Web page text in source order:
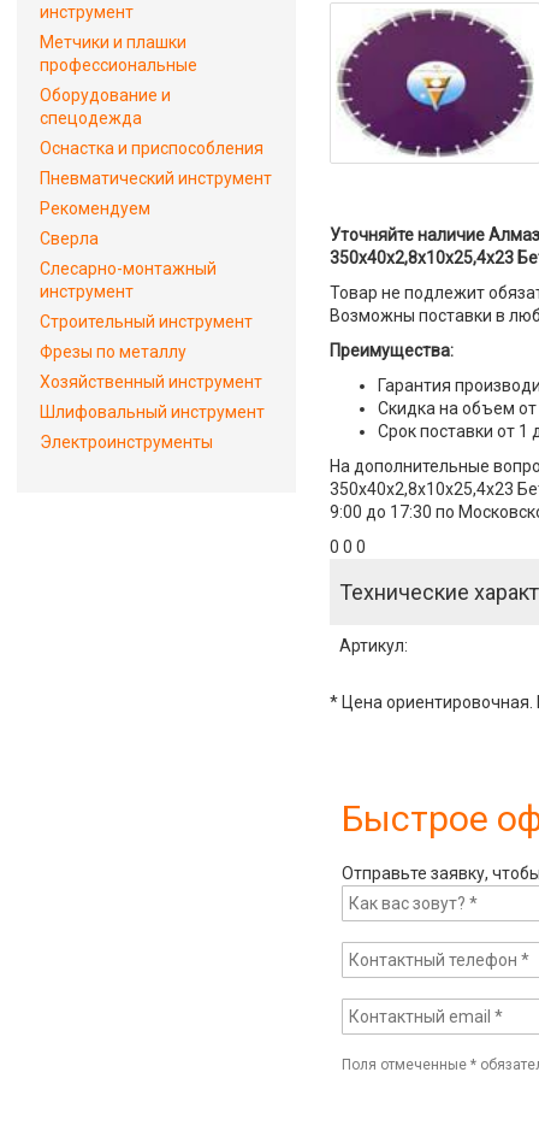
Уточняйте наличие
350x40x2,8x10x25,4x23
Товар не подлежит
Возможны поставки в
Преимущества:
Гарантия
Скидка на объем от
Срок поставки от 1
На дополнительные
350x40x2,8x10x25,4x23
9:00 до 17:30 по
0 0 0
Технические
Артикул:
* Цена ориентировочная.
Быстрое
Отправьте заявку,
Поля отмеченные*
инструмент
Метчики и плашки
профессиональные
Оборудование и
спецодежда
Оснастка и приспособления
Пневматический инструмент
Рекомендуем
Сверла
Слесарно-монтажный
инструмент
Строительный инструмент
Фрезы по металлу
Хозяйственный инструмент
Шлифовальный инструмент
Электроинструменты